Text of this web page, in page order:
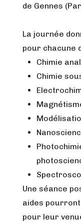
de Gennes
La journée
pour chacune
Chimie
Chimie
Une séance
aides
pour leur